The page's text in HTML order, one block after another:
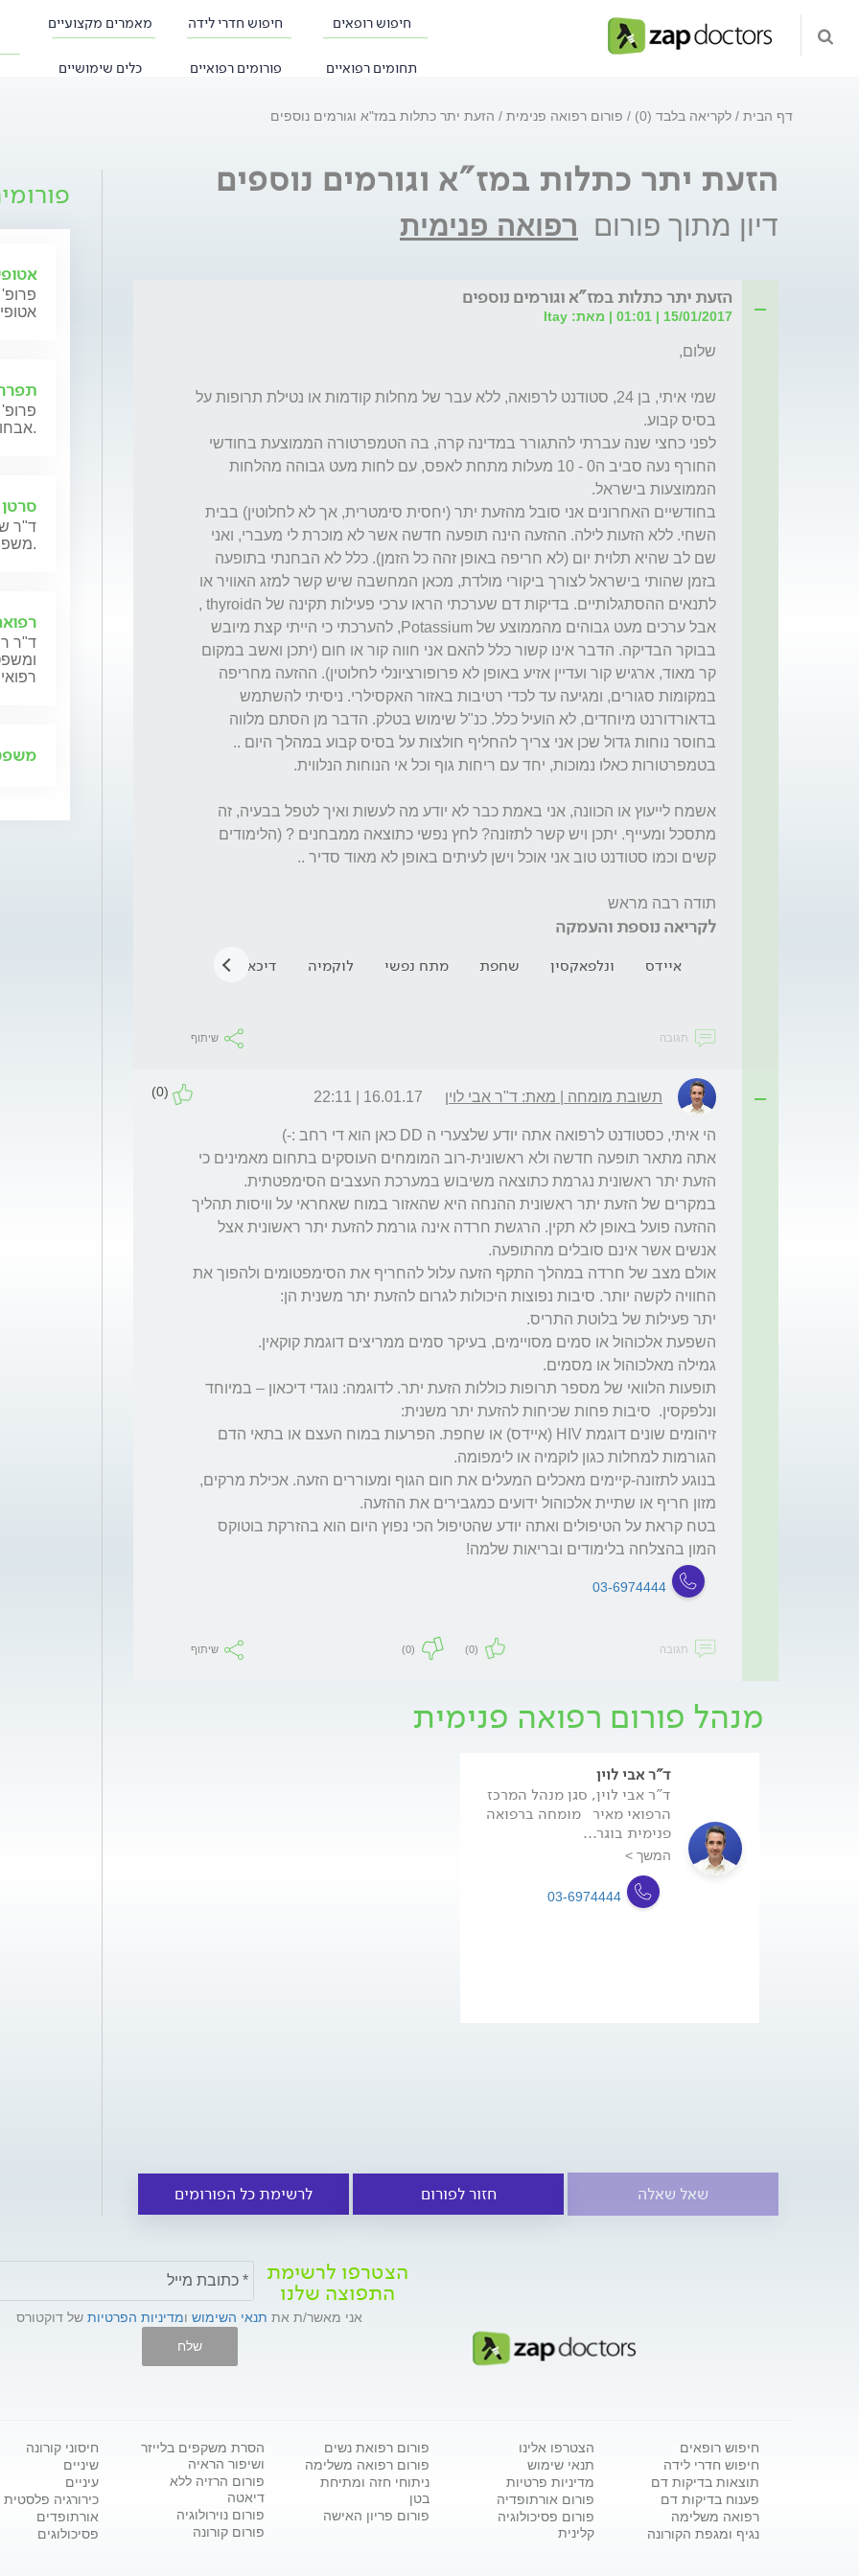
חיפוש רופאים חיפוש חדרי לידה מאמרים מקצועיים
תחומים רפואיים פורומים רפואיים כלים שימושיים
דף הבית לקריאה בלבד (0) פורום רפואה פנימית הזעת יתר כתלות במז"א וגורמים נוספים
הזעת יתר כתלות במז"א וגורמים נוספים
דיון מתוך פורום רפואה פנימית
הזעת יתר כתלות במז"א וגורמים נוספים
15/01/2017 | 01:01 | מאת: Itay
תודה רבה מראש
לקריאה נוספת והעמקה
איידס ונלפאקסין שחפת מתח נפשי לוקמיה דיכאון
תגובה שיתוף
תשובת מומחה | מאת: ד"ר אבי לוין 16.01.17 | 22:11
(0)
המון בהצלחה בלימודים ובריאות שלמה!
03-6974444
תגובה (0)
(0) שיתוף
מנהל פורום רפואה פנימית
ד"ר אבי לוין
ד"ר אבי לוין, סגן מנהל המרכז
הרפואי מאיר מומחה ברפואה
פנימית בוגר...
המשך >
03-6974444
שאל שאלה חזור לפורום לרשימת כל הפורומים
אבחון וטיפול.
ד"ר
משפחותיהם.
ד"ר
הצטרפו לרשימת
התפוצה שלנו
אני מאשר/ת את תנאי השימוש ומדיניות הפרטיות של דוקטורס
שלח
חיפוש רופאים
חיפוש חדרי לידה
תוצאות בדיקות דם
פענוח בדיקות דם
רפואה משלימה
נגיף ומגפת הקורונה
הצטרפו אלינו
תנאי שימוש
מדיניות פרטיות
פורום אורתופדיה
פורום פסיכולוגיה
קלינית
פורום רפואת נשים
פורום רפואה משלימה
ניתוחי חזה ומתיחת
בטן
פורום פריון האישה
הסרת משקפים בלייזר
ושיפור הראיה
פורום הרזיה ללא
דיאטה
פורום נוירולוגיה
פורום קורונה
חיסוני קורונה
שיניים
עיניים
כירורגיה פלסטית
אורתופדים
פסיכולוגים